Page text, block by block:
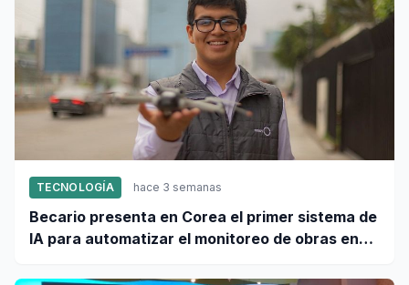
TECNOLOGÍA hace 3 semanas
Becario presenta en Corea el primer sistema de
IA para automatizar el monitoreo de obras en